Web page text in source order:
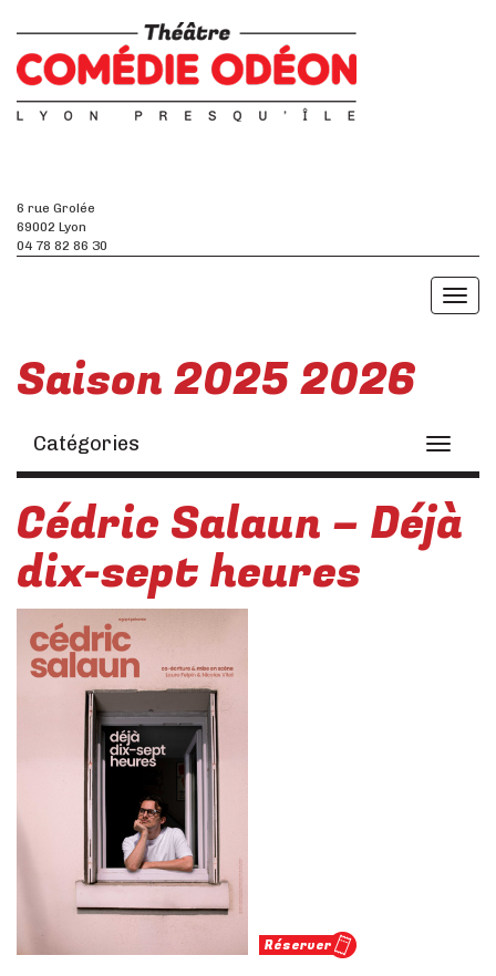
6 rue Grolée
69002 Lyon
04 78 82 86 30
Toggle
Saison 2025 2026
Toggle
Catégories
Cédric Salaun – Déjà
dix-sept heures
Réserver